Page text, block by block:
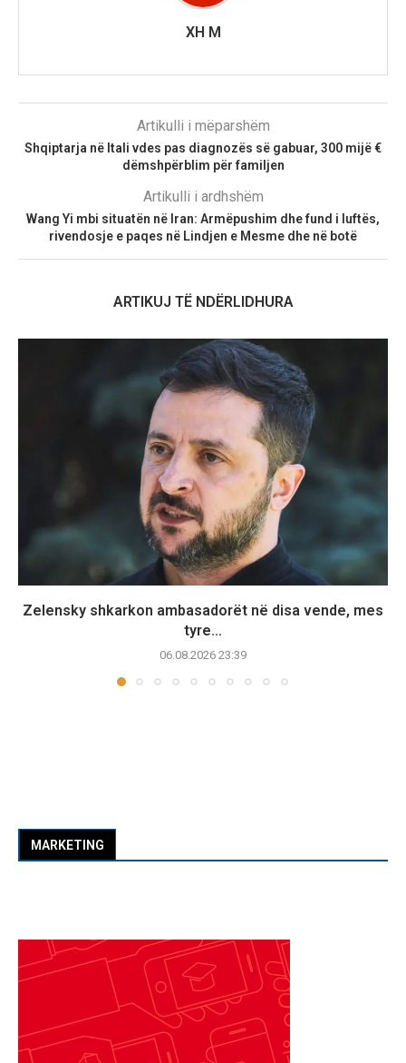
XH M
Artikulli i mëparshëm
Shqiptarja në Itali vdes pas diagnozës së gabuar, 300 mijë €
dëmshpërblim për familjen
Artikulli i ardhshëm
Wang Yi mbi situatën në Iran: Armëpushim dhe fund i luftës,
rivendosje e paqes në Lindjen e Mesme dhe në botë
ARTIKUJ TË NDËRLIDHURA
Zelensky shkarkon ambasadorët në disa vende, mes
tyre...
06.08.2026 23:39
MARKETING